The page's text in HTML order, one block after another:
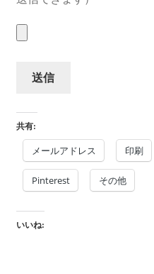
共有:
メールアドレス 印刷
Pinterest その他
いいね: